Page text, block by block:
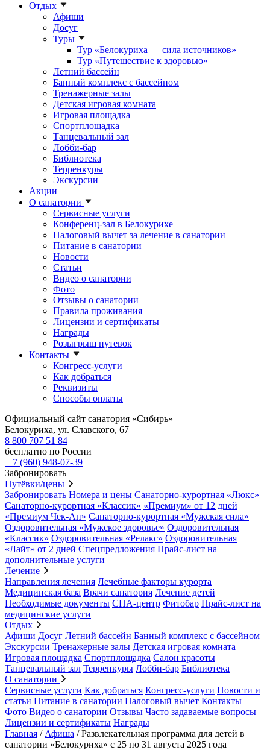
Отдых
Афиши
Досуг
Туры
Тур «Белокуриха — сила источников»
Тур «Путешествие к здоровью»
Летний бассейн
Банный комплекс с бассейном
Тренажерные залы
Детская игровая комната
Игровая площадка
Спортплощадка
Танцевальный зал
Лобби-бар
Библиотека
Терренкуры
Экскурсии
Акции
О санатории
Сервисные услуги
Конференц-зал в Белокурихе
Налоговый вычет за лечение в санатории
Питание в санатории
Новости
Статьи
Видео о санатории
Фото
Отзывы о санатории
Правила проживания
Лицензии и сертификаты
Награды
Розыгрыш путевок
Контакты
Конгресс-услуги
Как добраться
Реквизиты
Способы оплаты
Официальный сайт санатория «Сибирь»
Белокуриха, ул. Славского, 67
8 800 707 51 84
бесплатно по России
+7 (960) 948-07-39
Забронировать
Путёвки/цены
Забронировать Номера и цены Санаторно-курортная «Люкс»
Санаторно-курортная «Классик» «Премиум» от 12 дней
«Премиум Чек-Ап» Санаторно-курортная «Мужская сила»
Оздоровительная «Мужское здоровье» Оздоровительная
«Классик» Оздоровительная «Релакс» Оздоровительная
«Лайт» от 2 дней Спецпредложения Прайс-лист на
дополнительные услуги
Лечение
Направления лечения Лечебные факторы курорта
Медицинская база Врачи санатория Лечение детей
Необходимые документы СПА-центр Фитобар Прайс-лист на
медицинские услуги
Отдых
Афиши Досуг Летний бассейн Банный комплекс с бассейном
Экскурсии Тренажерные залы Детская игровая комната
Игровая площадка Спортплощадка Салон красоты
Танцевальный зал Терренкуры Лобби-бар Библиотека
О санатории
Сервисные услуги Как добраться Конгресс-услуги Новости и
статьи Питание в санатории Налоговый вычет Контакты
Фото Видео о санатории Отзывы Часто задаваемые вопросы
Лицензии и сертификаты Награды
Главная / Афиша /Развлекательная программа для детей в
санатории «Белокуриха» с 25 по 31 августа 2025 года